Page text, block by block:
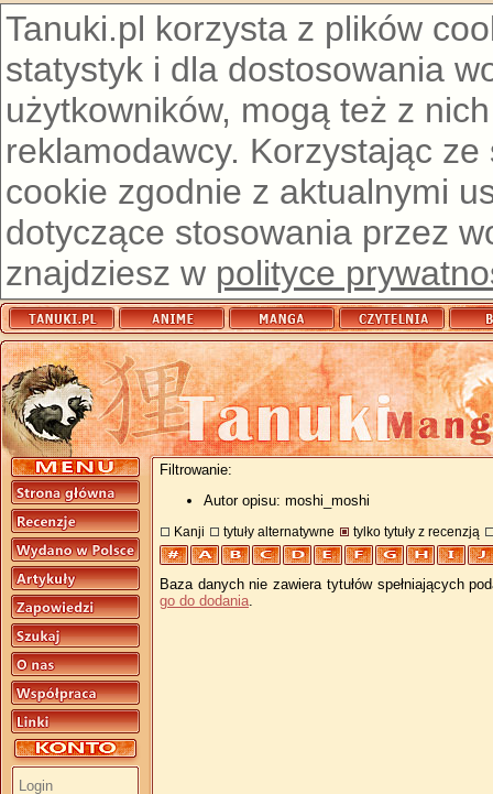
Tanuki.pl korzysta z plików
statystyk i dla dostosowania
użytkowników, mogą też z
reklamodawcy. Korzystając
cookie zgodnie z aktualnymi
dotyczące stosowania przez
znajdziesz w polityce
Filtrowanie:
Autor opisu: moshi_moshi
Kanji tytuły alternatywne tylko tytuły z recenzją
Baza danych nie zawiera tytułów spełniających
go do dodania.